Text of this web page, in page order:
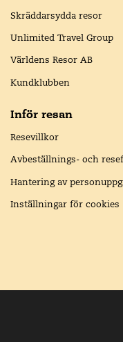
Skräddarsydda resor
Unlimited Travel Group
Världens Resor AB
Kundklubben
Inför resan
Resevillkor
Avbeställnings- och
Hantering av
Inställningar för cookies